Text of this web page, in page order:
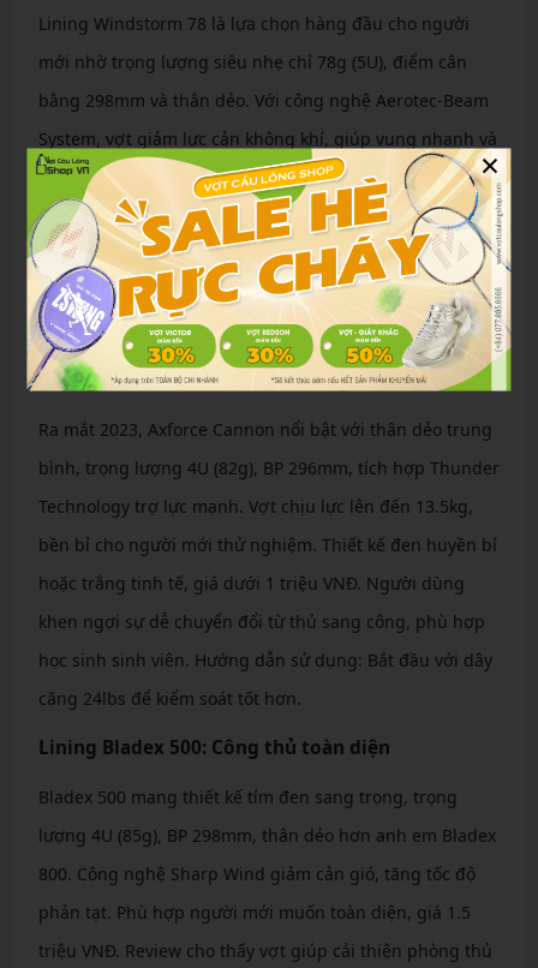
Lining Windstorm 78 là lựa chọn hàng đầu cho người
mới nhờ trọng lượng siêu nhẹ chỉ 78g (5U), điểm cân
bằng 298mm và thân dẻo. Với công nghệ Aerotec-Beam
System, vợt giảm lực cản không khí, giúp vung nhanh và
linh hoạt. Người chơi mới đánh giá cao khả năng trợ lực,
dễ smash mà không mỏi tay. Thiết kế mảnh mai, màu sắc
trẻ trung, giá khoảng 1.200.000 VNĐ. Lý tưởng cho đánh
đôi, hỗ trợ bắt lưới nhanh chóng. Theo review, 80%
người dùng mới cảm thấy tiến bộ sau 1 tháng sử dụng.
Lining Axforce Cannon: Dễ chơi, giá tốt
Ra mắt 2023, Axforce Cannon nổi bật với thân dẻo trung
bình, trọng lượng 4U (82g), BP 296mm, tích hợp Thunder
Technology trợ lực mạnh. Vợt chịu lực lên đến 13.5kg,
bền bỉ cho người mới thử nghiệm. Thiết kế đen huyền bí
hoặc trắng tinh tế, giá dưới 1 triệu VNĐ. Người dùng
khen ngợi sự dễ chuyển đổi từ thủ sang công, phù hợp
học sinh sinh viên. Hướng dẫn sử dụng: Bắt đầu với dây
căng 24lbs để kiểm soát tốt hơn.
Lining Bladex 500: Công thủ toàn diện
Bladex 500 mang thiết kế tím đen sang trọng, trọng
lượng 4U (85g), BP 298mm, thân dẻo hơn anh em Bladex
800. Công nghệ Sharp Wind giảm cản gió, tăng tốc độ
phản tạt. Phù hợp người mới muốn toàn diện, giá 1.5
triệu VNĐ. Review cho thấy vợt giúp cải thiện phòng thủ
×